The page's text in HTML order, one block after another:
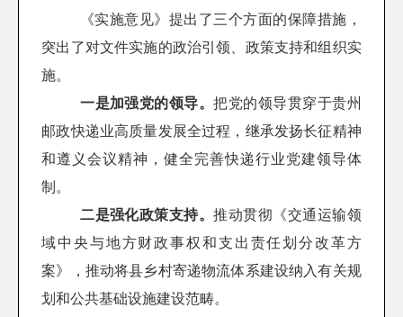
《实施意见》提出了三个方面的保障措施，
突出了对文件实施的政治引领、政策支持和组织实
施。
一是加强党的领导。把党的领导贯穿于贵州
邮政快递业高质量发展全过程，继承发扬长征精神
和遵义会议精神，健全完善快递行业党建领导体
制。
二是强化政策支持。推动贯彻《交通运输领
域中央与地方财政事权和支出责任划分改革方
案》，推动将县乡村寄递物流体系建设纳入有关规
划和公共基础设施建设范畴。